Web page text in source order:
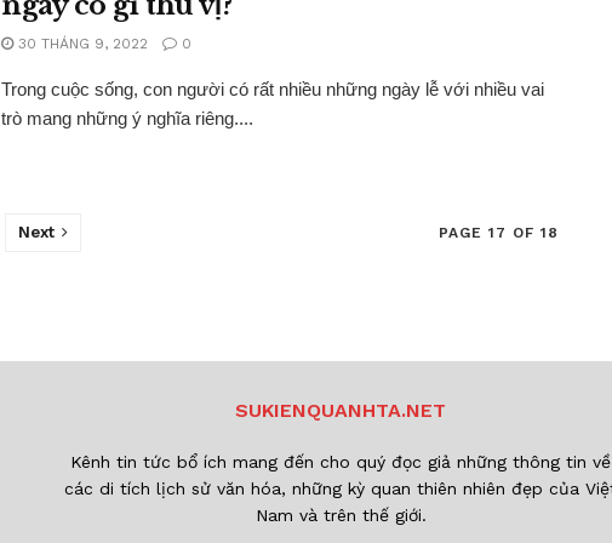
30 THÁNG 9, 2022 0
Trong cuộc sống, con người có rất nhiều những ngày lễ với nhiều vai
trò mang những ý nghĩa riêng....
PAGE 17 OF 18
Next
SUKIENQUANHTA.NET
Kênh tin tức bổ ích mang đến cho quý đọc giả những thông tin về
các di tích lịch sử văn hóa, những kỳ quan thiên nhiên đẹp của
Nam và trên thế giới.